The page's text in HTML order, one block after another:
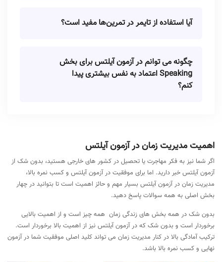
آیا استفاده از تایمر در تمرین‌ها مفید است؟
چگونه می توانم در آزمون آیلتس برای بخش
Speaking اعتماد به نفس بیشتری پیدا
کنم؟
اهمیت مدیریت زمان در آزمون آیلتس
اگر شما نیز به فکر مهاجرت یا تحصیل در کشور های خارجی هستید، بدون شک از
آزمون آیلتس خبر دارید. اما برای موفقیت در آزمون آیلتس و کسب نمره بالا،
مدیریت زمان در آزمون آیلتس بسیار مهم و حائز اهمیت است تا بتوانید در چهار
بخش اصلی به همه سوالات پاسخ دهید.
بدون شک در همه بخش های زندگی زمان همه چیز است و از اهمیت بالایی
برخوردار است و بدون شک که در آزمون آیلتس نیز از اهمیت بالا برخوردار است.
ترکیب آمادگی بالا در کنار مدیریت زمان می تواند کلید اصلی موفقیت شما در آزمون
نهایی و کسب نمره بالا باشد.